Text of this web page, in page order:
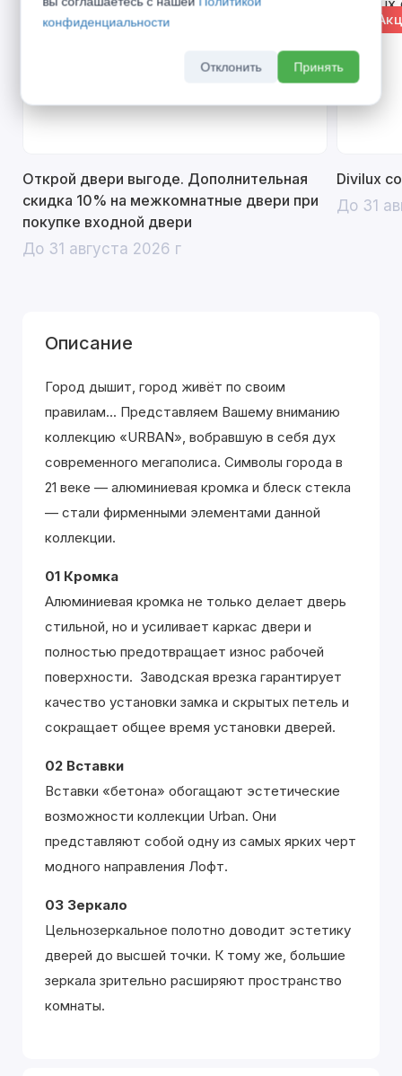
% Акция
Открой двери выгоде. Дополнительная
скидка 10% на межкомнатные двери при
покупке входной двери
До 31 августа 2026 г
%
Divilux
До 31
Описание
Город дышит, город живёт по своим
правилам... Представляем Вашему вниманию
коллекцию «URBAN», вобравшую в себя дух
современного мегаполиса. Символы города в
21 веке — алюминиевая кромка и блеск стекла
— стали фирменными элементами данной
коллекции.
01 Кромка
Алюминиевая кромка не только делает дверь
стильной, но и усиливает каркас двери и
полностью предотвращает износ рабочей
поверхности. Заводская врезка гарантирует
качество установки замка и скрытых петель и
сокращает общее время установки дверей.
02 Вставки
Вставки «бетона» обогащают эстетические
возможности коллекции Urban. Они
представляют собой одну из самых ярких черт
модного направления Лофт.
03 Зеркало
Цельнозеркальное полотно доводит эстетику
дверей до высшей точки. К тому же, большие
зеркала зрительно расширяют пространство
комнаты.
конфиденциальности
Отклонить Принять